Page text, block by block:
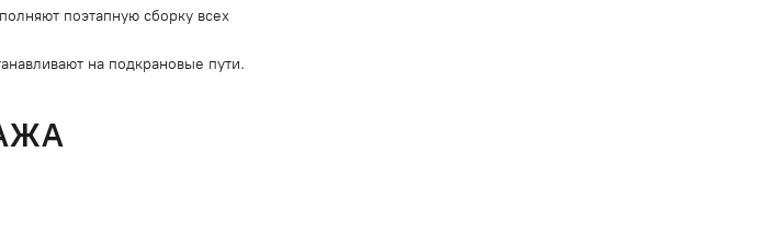
поэтапную сборку всех
на подкрановые пути.